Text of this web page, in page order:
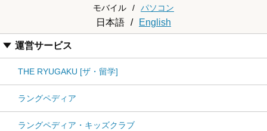
モバイル / パソコン
日本語 / English
運営サービス
THE RYUGAKU [ザ・留学]
ラングペディア
ラングペディア・キッズクラブ